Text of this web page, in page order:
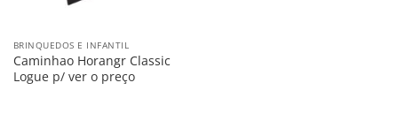
BRINQUEDOS E INFANTIL
Caminhao Horangr Classic
Logue p/ ver o preço